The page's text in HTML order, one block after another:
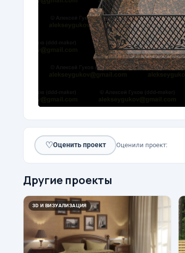
♡Оценить проект Оценили проект:
Другие проекты
3D И ВИЗУАЛИЗАЦИЯ